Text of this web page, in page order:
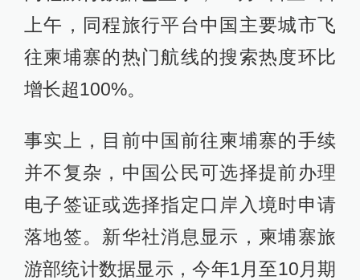
上午，同程旅行平台中国主要城市飞
往柬埔寨的热门航线的搜索热度环比
增长超100%。
事实上，目前中国前往柬埔寨的手续
并不复杂，中国公民可选择提前办理
电子签证或选择指定口岸入境时申请
落地签。新华社消息显示，柬埔寨旅
游部统计数据显示，今年1月至10月期